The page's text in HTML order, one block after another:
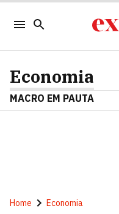
Economia
MACRO EM PAUTA
Home Economia